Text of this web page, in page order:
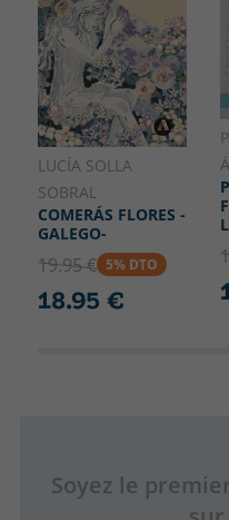
LUCÍA SOLLA
SOBRAL
COMERÁS FLORES -
GALEGO-
19.95 € 5% DTO
18.95 €
Soyez le